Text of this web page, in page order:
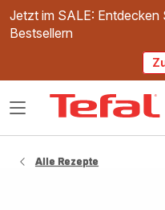
Jetzt im SALE:
Bestsellern
Das
Alle Rezepte